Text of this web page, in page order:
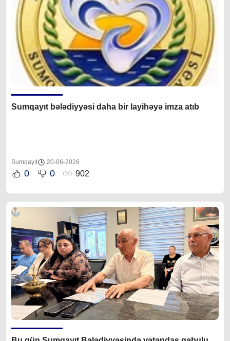
Sumqayıt bələdiyyəsi daha bir layihəyə imza atıb
Sumqayıt 20-06-2026
0 0 902